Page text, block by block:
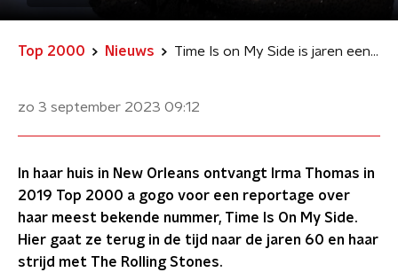
Top 2000 Nieuws Time Is on My Side is jaren een doorn in het oog van Irma Thomas geweest
zo 3 september 2023 09:12
In haar huis in New Orleans ontvangt Irma Thomas in
2019 Top 2000 a gogo voor een reportage over
haar meest bekende nummer, Time Is On My Side.
Hier gaat ze terug in de tijd naar de jaren 60 en haar
strijd met The Rolling Stones.